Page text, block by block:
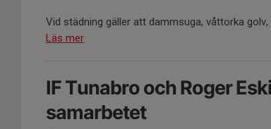
Vid städning gäller att dammsuga, våttorka golv,
Läs mer
IF Tunabro och Roger
samarbetet